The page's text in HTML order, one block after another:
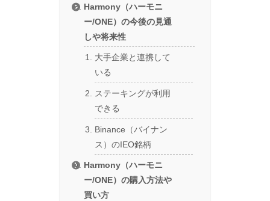
Harmony（ハーモニ
ー/ONE）の今後の見通
しや将来性
大手企業と連携して
いる
ステーキングが利用
できる
Binance（バイナン
ス）のIEO銘柄
Harmony（ハーモニ
ー/ONE）の購入方法や
買い方